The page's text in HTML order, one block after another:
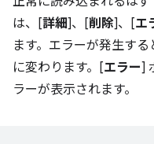
は、[詳細]、[削除]、[エ
ます。エラーが発生する
に変わります。[エラー]
ラーが表示されます。